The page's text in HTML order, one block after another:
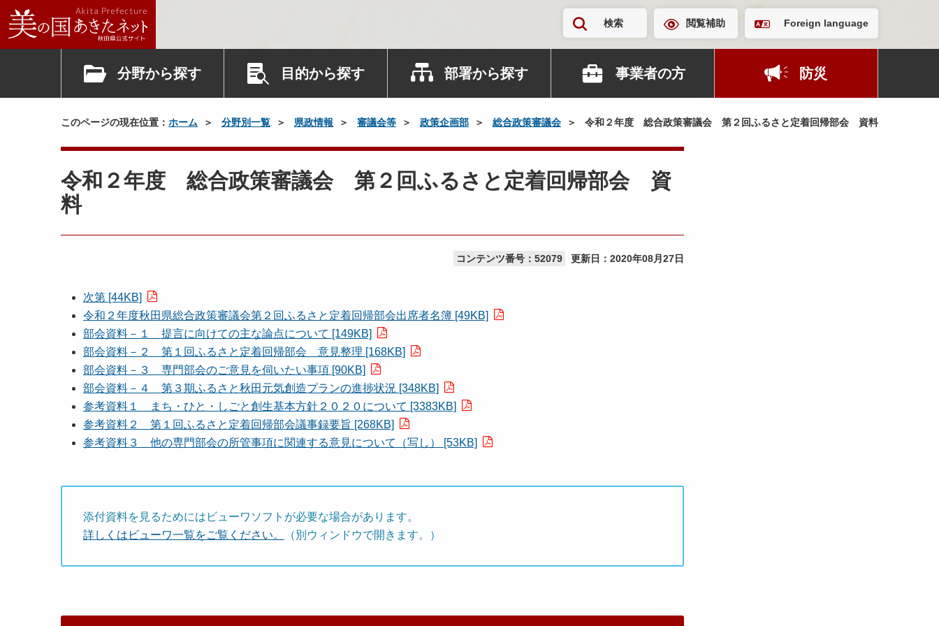
検索 閲覧補助 Foreign language
分野から探す 目的から探す 部署から探す 事業者の方 防災
このページの現在位置： ホーム 分野別一覧 県政情報 審議会等 政策企画部 総合政策審議会 令和２年度 総合政策審議会 第２回ふるさと定着回帰部会 資料
令和２年度 総合政策審議会 第２回ふるさと定着回帰部会 資
料
コンテンツ番号：52079 更新日： 2020年08月27日
次第 [44KB]
令和２年度秋田県総合政策審議会第２回ふるさと定着回帰部会出席者名簿 [49KB]
部会資料－１ 提言に向けての主な論点について [149KB]
部会資料－２ 第１回ふるさと定着回帰部会 意見整理 [168KB]
部会資料－３ 専門部会のご意見を伺いたい事項 [90KB]
部会資料－４ 第３期ふるさと秋田元気創造プランの進捗状況 [348KB]
参考資料１ まち・ひと・しごと創生基本方針２０２０について [3383KB]
参考資料２ 第１回ふるさと定着回帰部会議事録要旨 [268KB]
参考資料３ 他の専門部会の所管事項に関連する意見について（写し） [53KB]
添付資料を見るためにはビューワソフトが必要な場合があります。
詳しくはビューワ一覧をご覧ください。
（別ウィンドウで開きます。）